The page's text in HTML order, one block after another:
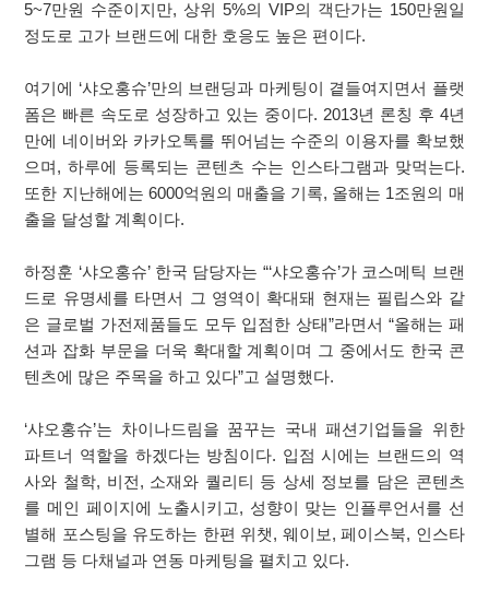
5~7만원 수준이지만, 상위 5%의 VIP의 객단가는 150만원일
정도로 고가 브랜드에 대한 호응도 높은 편이다.
여기에 ‘샤오홍슈’만의 브랜딩과 마케팅이 곁들여지면서 플랫
폼은 빠른 속도로 성장하고 있는 중이다. 2013년 론칭 후 4년
만에 네이버와 카카오톡를 뛰어넘는 수준의 이용자를 확보했
으며, 하루에 등록되는 콘텐츠 수는 인스타그램과 맞먹는다.
또한 지난해에는 6000억원의 매출을 기록, 올해는 1조원의 매
출을 달성할 계획이다.
하정훈 ‘샤오홍슈’ 한국 담당자는 “‘샤오홍슈’가 코스메틱 브랜
드로 유명세를 타면서 그 영역이 확대돼 현재는 필립스와 같
은 글로벌 가전제품들도 모두 입점한 상태”라면서 “올해는 패
션과 잡화 부문을 더욱 확대할 계획이며 그 중에서도 한국 콘
텐츠에 많은 주목을 하고 있다”고 설명했다.
‘샤오홍슈’는 차이나드림을 꿈꾸는 국내 패션기업들을 위한
파트너 역할을 하겠다는 방침이다. 입점 시에는 브랜드의 역
사와 철학, 비전, 소재와 퀄리티 등 상세 정보를 담은 콘텐츠
를 메인 페이지에 노출시키고, 성향이 맞는 인플루언서를 선
별해 포스팅을 유도하는 한편 위챗, 웨이보, 페이스북, 인스타
그램 등 다채널과 연동 마케팅을 펼치고 있다.